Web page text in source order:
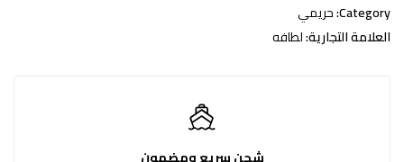
Category: حريمي
العلامة التجارية:لطافه